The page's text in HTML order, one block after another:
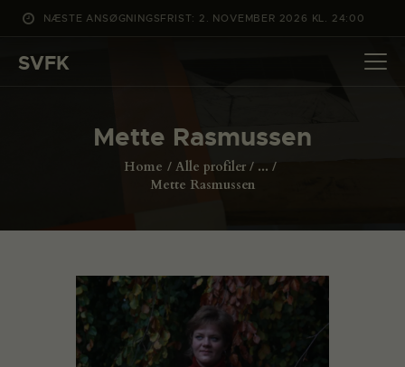
NÆSTE ANSØGNINGSFRIST: 2. NOVEMBER 2026 KL. 24:00
SVFK
Mette Rasmussen
Home Alle profiler
...
Mette Rasmussen
DET SKER
CHANNEL